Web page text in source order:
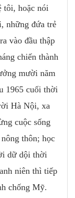
tôi, hoặc nói
những đứa trẻ
vào đầu thập
chiến thành
mười năm
1965 cuối thời
Hà Nội, xa
cuộc sống
thôn; học
dữ dội thời
niên thì tiếp
chống Mỹ.